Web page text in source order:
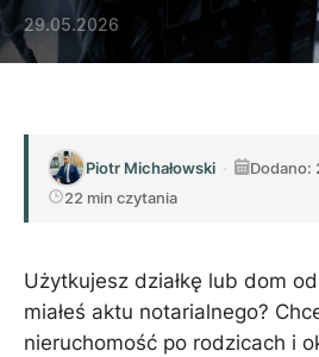
29.05.2026
Piotr Michałowski · Dodano:
22 min czytania
Użytkujesz działkę lub dom
miałeś aktu notarialnego?
nieruchomość po rodzicach i